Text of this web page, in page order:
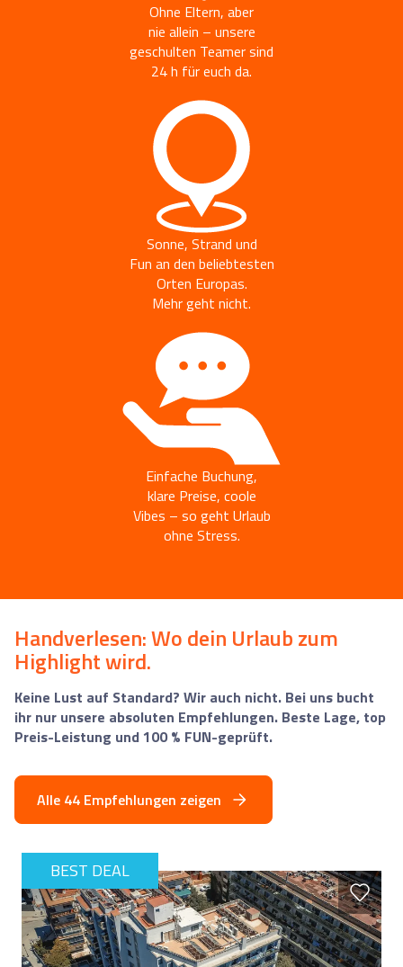
Ohne Eltern, aber
nie allein – unsere
geschulten Teamer sind
24 h für euch da.
Sonne, Strand und
Fun an den beliebtesten
Orten Europas.
Mehr geht nicht.
Einfache Buchung,
klare Preise, coole
Vibes – so geht Urlaub
ohne Stress.
Handverlesen: Wo dein Urlaub zum
Highlight wird.
Keine Lust auf Standard? Wir auch nicht. Bei uns bucht
ihr nur unsere absoluten Empfehlungen. Beste Lage, top
Preis-Leistung und 100 % FUN-geprüft.
Alle 44 Empfehlungen zeigen
BEST DEAL